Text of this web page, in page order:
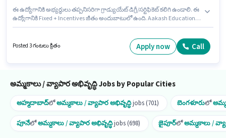
ఈ ఉద్యోగానికి అభ్యర్థులు తప్పనిసరిగా గ్రాడ్యుయేట్ డిగ్రీ/సర్టిఫికెట్ కలిగి ఉండాలి. ఈ
ఉద్యోగానికి Fixed + Incentives జీతం అందుబాటులో ఉంది. Aakash Educational
ఇప్పించబడతాయి. ఈ ఉద్యోగం 1 - 5 ఏళ్లు సంవత్సరాల అనుభవం ఉన్న వారికి కోసం
అనుకూలంగా ఉంటుంది. మీరు నెలకు ₹90000 వరకు సంపాదించవచ్చు. ఈ ఉద్యోగానికి
Posted 3 గంటలు క్రితం Apply now Call
అమ్మకాలు / వ్యాపార అభివృద్ధి Jobs by Popular Cities
అహ్మదాబాద్లోఅమ్మకాలు / వ్యాపార అభివృద్ధిjobs (701) బెంగళూరులో
పూనేలోఅమ్మకాలు / వ్యాపార అభివృద్ధిjobs (698) జైపూర్లోఅమ్మకాలు /